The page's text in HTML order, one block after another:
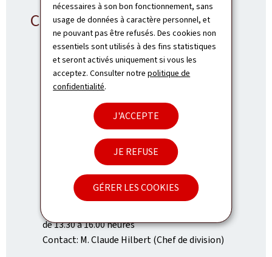
nécessaires à son bon fonctionnement, sans
usage de données à caractère personnel, et
ne pouvant pas être refusés. Des cookies non
essentiels sont utilisés à des fins statistiques
et seront activés uniquement si vous les
acceptez. Consulter notrepolitique de
confidentialité.
J'ACCEPTE
JE REFUSE
GÉRER LES COOKIES
Contact DAC
Division des ateliers centraux - Bertrange
19, rue du Chemin de Fer
Bertrange
Luxembourg
(+352) 2846 - 4300
dac@pch.etat.lu
de 13.30 à 16.00 heures
Contact: M. Claude Hilbert (Chef de division)